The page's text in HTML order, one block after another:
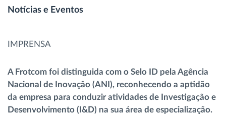
Descarga remota de tacógrafo
Controlo de acesso
Gestão de Combustível
Planeamento e monitorização de rotas
Notícias e Eventos
IMPRENSA
A Frotcom foi distinguida com o Selo ID pela Agência
Nacional de Inovação (ANI), reconhecendo a aptidão
da empresa para conduzir atividades de Investigação e
Desenvolvimento (I&D) na sua área de especialização.